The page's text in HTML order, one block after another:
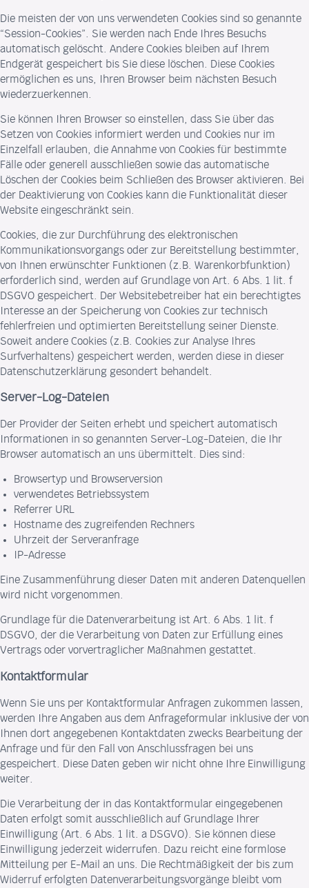
Die meisten der von uns verwendeten Cookies sind so genannte
“Session-Cookies”. Sie werden nach Ende Ihres Besuchs
automatisch gelöscht. Andere Cookies bleiben auf Ihrem
Endgerät gespeichert bis Sie diese löschen. Diese Cookies
ermöglichen es uns, Ihren Browser beim nächsten Besuch
wiederzuerkennen.
Sie können Ihren Browser so einstellen, dass Sie über das
Setzen von Cookies informiert werden und Cookies nur im
Einzelfall erlauben, die Annahme von Cookies für bestimmte
Fälle oder generell ausschließen sowie das automatische
Löschen der Cookies beim Schließen des Browser aktivieren. Bei
der Deaktivierung von Cookies kann die Funktionalität dieser
Website eingeschränkt sein.
Cookies, die zur Durchführung des elektronischen
Kommunikationsvorgangs oder zur Bereitstellung bestimmter,
von Ihnen erwünschter Funktionen (z.B. Warenkorbfunktion)
erforderlich sind, werden auf Grundlage von Art. 6 Abs. 1 lit. f
DSGVO gespeichert. Der Websitebetreiber hat ein berechtigtes
Interesse an der Speicherung von Cookies zur technisch
fehlerfreien und optimierten Bereitstellung seiner Dienste.
Soweit andere Cookies (z.B. Cookies zur Analyse Ihres
Surfverhaltens) gespeichert werden, werden diese in dieser
Datenschutzerklärung gesondert behandelt.
Server-Log-Dateien
Der Provider der Seiten erhebt und speichert automatisch
Informationen in so genannten Server-Log-Dateien, die Ihr
Browser automatisch an uns übermittelt. Dies sind:
Browsertyp und Browserversion
verwendetes Betriebssystem
Referrer URL
Hostname des zugreifenden Rechners
Uhrzeit der Serveranfrage
IP-Adresse
Eine Zusammenführung dieser Daten mit anderen Datenquellen
wird nicht vorgenommen.
Grundlage für die Datenverarbeitung ist Art. 6 Abs. 1 lit. f
DSGVO, der die Verarbeitung von Daten zur Erfüllung eines
Vertrags oder vorvertraglicher Maßnahmen gestattet.
Kontaktformular
Wenn Sie uns per Kontaktformular Anfragen zukommen lassen,
werden Ihre Angaben aus dem Anfrageformular inklusive der von
Ihnen dort angegebenen Kontaktdaten zwecks Bearbeitung der
Anfrage und für den Fall von Anschlussfragen bei uns
gespeichert. Diese Daten geben wir nicht ohne Ihre Einwilligung
weiter.
Die Verarbeitung der in das Kontaktformular eingegebenen
Daten erfolgt somit ausschließlich auf Grundlage Ihrer
Einwilligung (Art. 6 Abs. 1 lit. a DSGVO). Sie können diese
Einwilligung jederzeit widerrufen. Dazu reicht eine formlose
Mitteilung per E-Mail an uns. Die Rechtmäßigkeit der bis zum
Widerruf erfolgten Datenverarbeitungsvorgänge bleibt vom